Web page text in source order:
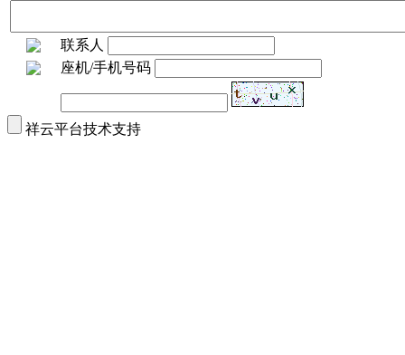
联系人
座机/手机号码
祥云平台技术支持